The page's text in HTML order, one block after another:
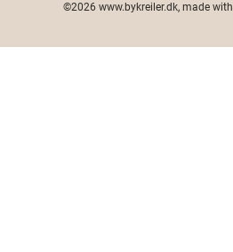
©2026 www.bykreiler.dk, made with